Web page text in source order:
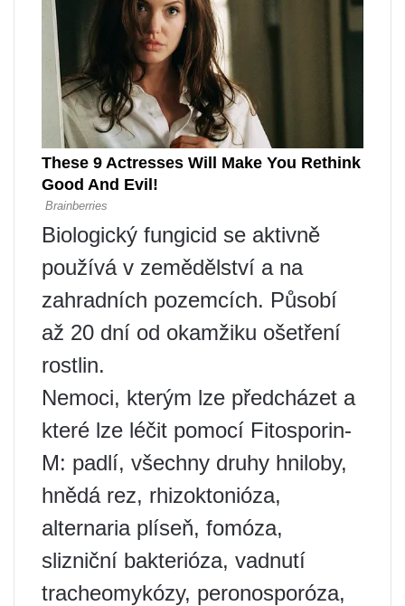
Biologický fungicid se aktivně
používá v zemědělství a na
zahradních pozemcích. Působí
až 20 dní od okamžiku ošetření
rostlin.
Nemoci, kterým lze předcházet a
které lze léčit pomocí Fitosporin-
M: padlí, všechny druhy hniloby,
hnědá rez, rhizoktonióza,
alternaria plíseň, fomóza,
slizniční bakterióza, vadnutí
tracheomykózy, peronosporóza,